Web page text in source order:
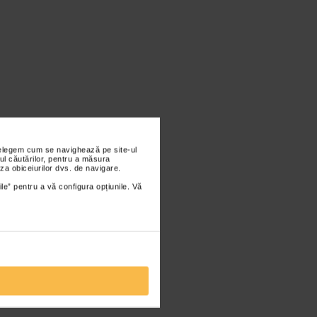
cum se navighează pe site-ul
căutărilor, pentru a măsura
obiceiurilor dvs. de navigare.
pentru a vă configura opțiunile. Vă